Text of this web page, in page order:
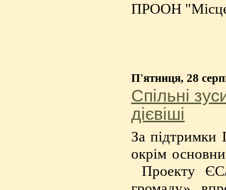
ПРООН
П'ятниця, 28
Спільні
дієвіші
За підтримки
окрім
Проекту